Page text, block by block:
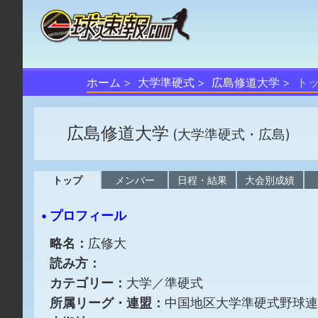
ホーム 大学準硬式 広島修道大学 ト
広島修道大学 (大学準硬式・広島)
トップ メンバー 日程・結果 大会別成績
• プロフィール
略名： 広修大
読み方：
カテゴリー： 大学／準硬式
所属リーグ・連盟： 中国地区大学準硬式野球